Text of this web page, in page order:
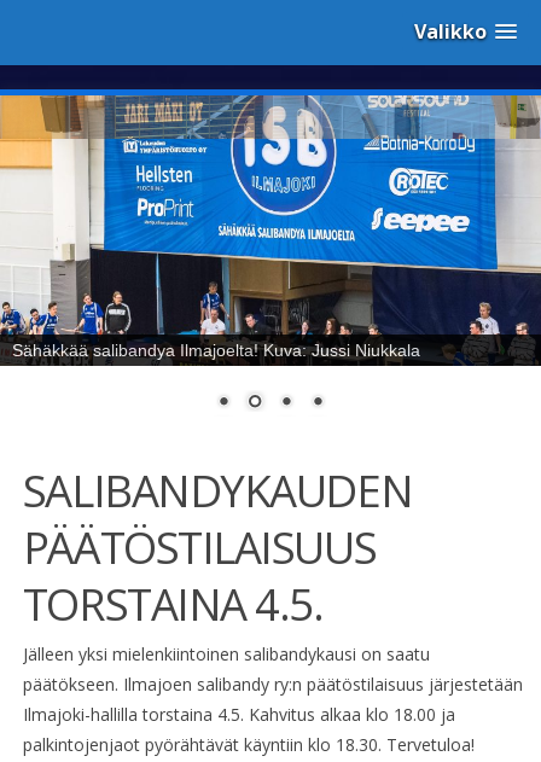
Valikko
Sähäkkää salibandya Ilmajoelta! Kuva: Jussi Niukkala
SALIBANDYKAUDEN
PÄÄTÖSTILAISUUS
TORSTAINA 4.5.
Jälleen yksi mielenkiintoinen salibandykausi on saatu
päätökseen. Ilmajoen salibandy ry:n päätöstilaisuus järjestetään
Ilmajoki-hallilla torstaina 4.5. Kahvitus alkaa klo 18.00 ja
palkintojenjaot pyörähtävät käyntiin klo 18.30. Tervetuloa!